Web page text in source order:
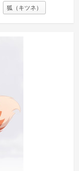
狐（キツネ）